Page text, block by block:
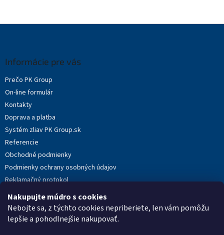
Nakupujte múdro s cookies
Nebojte sa, z týchto cookies nepriberiete, len vám pomôžu
lepšie a pohodlnejšie nakupovať.
Informácie pre vás
Prečo PK Group
On-line formulár
Kontakty
Doprava a platba
Systém zliav PK Group.sk
Referencie
Obchodné podmienky
Podmienky ochrany osobných údajov
Reklamačný protokol
Novinky
Moja objednávka